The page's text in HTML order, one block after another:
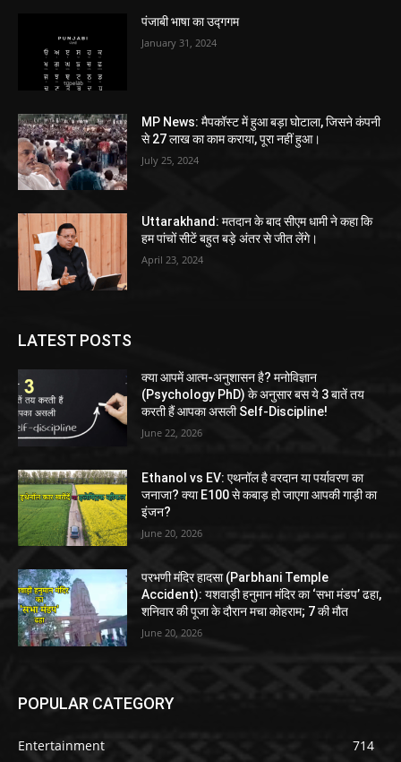
पंजाबी भाषा का उद्गगम
January 31, 2024
MP News: मैपकॉस्ट में हुआ बड़ा घोटाला, जिसने कंपनी
से 27 लाख का काम कराया, पूरा नहीं हुआ।
July 25, 2024
Uttarakhand: मतदान के बाद सीएम धामी ने कहा कि
हम पांचों सीटें बहुत बड़े अंतर से जीत लेंगे।
April 23, 2024
LATEST POSTS
क्या आपमें आत्म-अनुशासन है? मनोविज्ञान
(Psychology PhD) के अनुसार बस ये 3 बातें तय
करती हैं आपका असली Self-Discipline!
June 22, 2026
Ethanol vs EV: एथनॉल है वरदान या पर्यावरण का
जनाजा? क्या E100 से कबाड़ हो जाएगा आपकी गाड़ी का
इंजन?
June 20, 2026
परभणी मंदिर हादसा (Parbhani Temple
Accident): यशवाड़ी हनुमान मंदिर का ‘सभा मंडप’ ढहा,
शनिवार की पूजा के दौरान मचा कोहराम; 7 की मौत
June 20, 2026
POPULAR CATEGORY
Entertainment
714